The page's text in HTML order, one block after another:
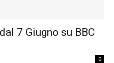
7 Giugno su BBC
0